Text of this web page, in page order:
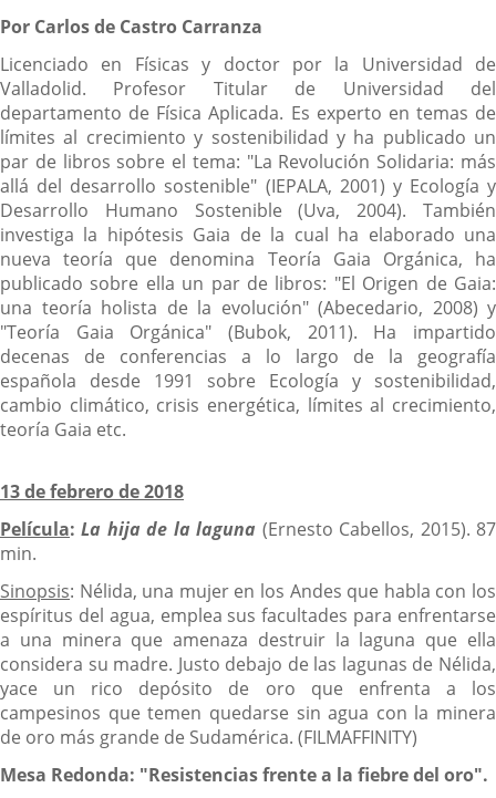
Por Carlos de Castro Carranza
Licenciado en Físicas y doctor por la Universidad de
Valladolid. Profesor Titular de Universidad del
departamento de Física Aplicada. Es experto en temas de
límites al crecimiento y sostenibilidad y ha publicado un
par de libros sobre el tema: "La Revolución Solidaria: más
allá del desarrollo sostenible" (IEPALA, 2001) y Ecología y
Desarrollo Humano Sostenible (Uva, 2004). También
investiga la hipótesis Gaia de la cual ha elaborado una
nueva teoría que denomina Teoría Gaia Orgánica, ha
publicado sobre ella un par de libros: "El Origen de Gaia:
una teoría holista de la evolución" (Abecedario, 2008) y
"Teoría Gaia Orgánica" (Bubok, 2011). Ha impartido
decenas de conferencias a lo largo de la geografía
española desde 1991 sobre Ecología y sostenibilidad,
cambio climático, crisis energética, límites al crecimiento,
teoría Gaia etc.
13 de febrero de 2018
Película:La hija de la laguna (Ernesto Cabellos, 2015). 87
min.
Sinopsis: Nélida, una mujer en los Andes que habla con los
espíritus del agua, emplea sus facultades para enfrentarse
a una minera que amenaza destruir la laguna que ella
considera su madre. Justo debajo de las lagunas de Nélida,
yace un rico depósito de oro que enfrenta a los
campesinos que temen quedarse sin agua con la minera
de oro más grande de Sudamérica. (FILMAFFINITY)
Mesa Redonda: "Resistencias frente a la fiebre del oro".